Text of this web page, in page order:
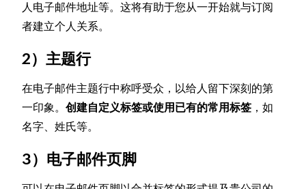
人电子邮件地址等。这将有助于您从一开始就与订阅
者建立个人关系。
2）主题行
在电子邮件主题行中称呼受众，以给人留下深刻的第
一印象。创建自定义标签或使用已有的常用标签 ，如
名字、姓氏等。
3）电子邮件页脚